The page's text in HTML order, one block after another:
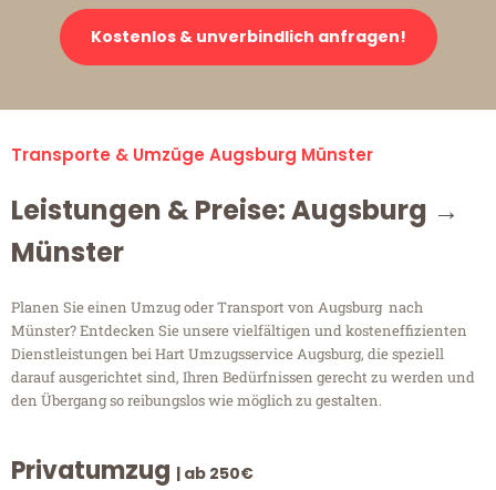
Kostenlos & unverbindlich anfragen!
Transporte & Umzüge Augsburg Münster
Leistungen & Preise: Augsburg →
Münster
Planen Sie einen Umzug oder Transport von Augsburg nach
Münster? Entdecken Sie unsere vielfältigen und kosteneffizienten
Dienstleistungen bei Hart Umzugsservice Augsburg, die speziell
darauf ausgerichtet sind, Ihren Bedürfnissen gerecht zu werden und
den Übergang so reibungslos wie möglich zu gestalten.
Privatumzug | ab 250€